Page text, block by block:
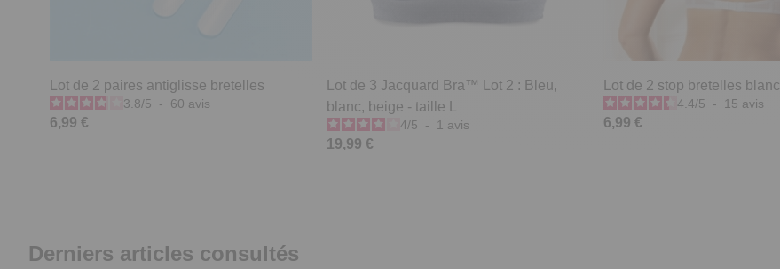
Lot de 2 paires antiglisse bretelles
3.8/5 - 60 avis
6,99 €
Lot de 3 Jacquard Bra™ Lot 2 : Bleu,
blanc, beige - taille L
4/5 - 1 avis
19,99 €
Lot de 2 stop bretelles blanc
4.4/5 - 15 avis
6,99 €
Derniers articles consultés